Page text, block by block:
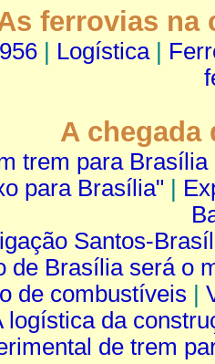
ferrovias na
| Logística|
A chegada
trem para Brasília
para Brasília" |
Santos-
de Brasília será o
de combustíveis |
logística da
de trem